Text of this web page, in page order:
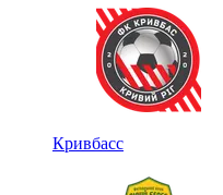
Кривбасс